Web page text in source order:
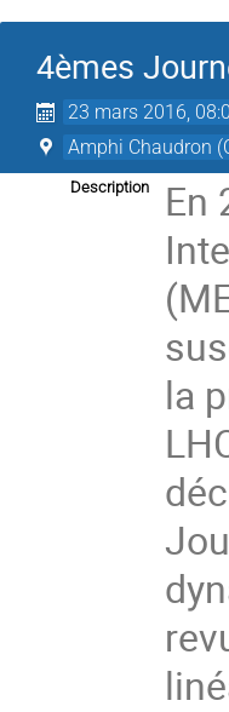
4èmes
23 mars 2016,
Amphi Chaudron
Description
En
la